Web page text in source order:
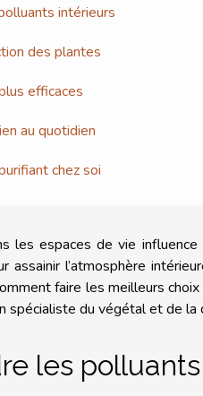
intérieurs
des plantes
efficaces
au quotidien
chez soi
les espaces de vie
assainir l’atmosphère
faire les meilleurs
spécialiste du végétal et de la
les